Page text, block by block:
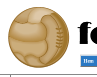
Hem